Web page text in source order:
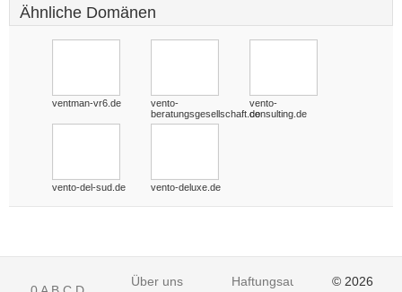
Ähnliche Domänen
ventman-vr6.de
vento-
beratungsgesellschaft.de
vento-
consulting.de
vento-del-sud.de vento-deluxe.de
Über uns Haftungsausschluss© 2026